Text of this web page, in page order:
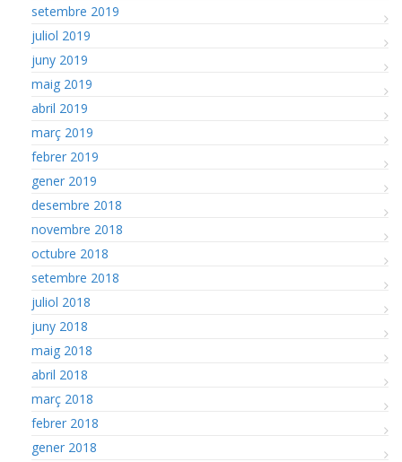
setembre 2019
juliol 2019
juny 2019
maig 2019
abril 2019
març 2019
febrer 2019
gener 2019
desembre 2018
novembre 2018
octubre 2018
setembre 2018
juliol 2018
juny 2018
maig 2018
abril 2018
març 2018
febrer 2018
gener 2018